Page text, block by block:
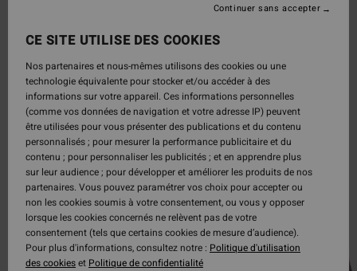
CE SITE UTILISE DES COOKIES
Nos partenaires et nous-mêmes utilisons des cookies ou une
technologie équivalente pour stocker et/ou accéder à des
informations sur votre appareil. Ces informations personnelles
(comme vos données de navigation et votre adresse IP) peuvent
être utilisées pour vous présenter des publications et du contenu
personnalisés ; pour mesurer la performance publicitaire et du
contenu ; pour personnaliser les publicités ; et en apprendre plus
sur leur audience ; pour développer et améliorer les produits de nos
partenaires. Vous pouvez paramétrer vos choix pour accepter ou
non les cookies soumis à votre consentement, ou vous y opposer
lorsque les cookies concernés ne relèvent pas de votre
consentement (tels que certains cookies de mesure d’audience).
Pour plus d'informations, consultez notre : Politique d'utilisation
des cookieset Politique de confidentialité
Continuer sans accepter